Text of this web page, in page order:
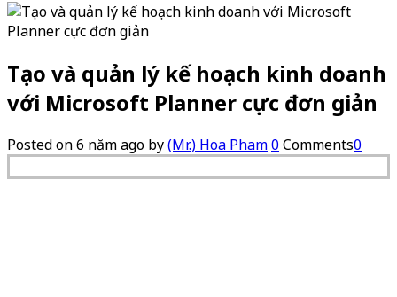
Tạo và quản lý kế hoạch kinh doanh
với Microsoft Planner cực đơn giản
Posted on6 năm ago by(Mr.) Hoa Pham0Comments0